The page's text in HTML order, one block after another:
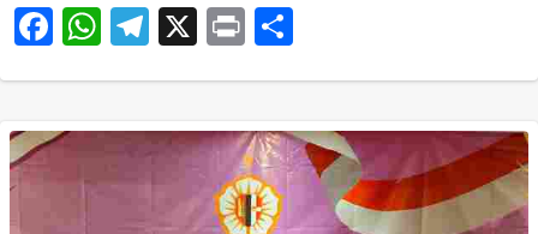
Facebook
WhatsApp
Telegram
X Print